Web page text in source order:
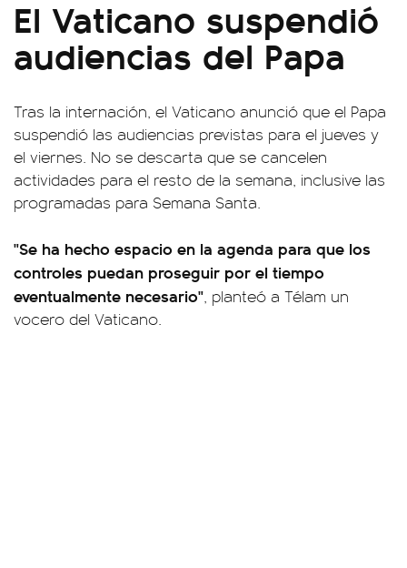
El Vaticano suspendió
audiencias del Papa
Tras la internación, el Vaticano anunció que el Papa
suspendió las audiencias previstas para el jueves y
el viernes. No se descarta que se cancelen
actividades para el resto de la semana, inclusive las
programadas para Semana Santa.
"Se ha hecho espacio en la agenda para que los
controles puedan proseguir por el tiempo
eventualmente necesario", planteó a Télam un
vocero del Vaticano.